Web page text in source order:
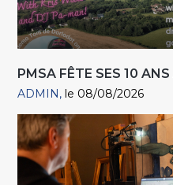
PMSA FÊTE SES 10
ADMIN le 08/08/2026